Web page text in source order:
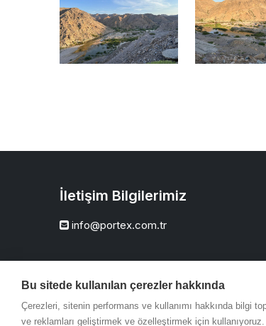
İletişim Bilgilerimiz
info@portex.com.tr
Bu sitede kullanılan çerezler hakkında
Çerezleri, sitenin performans ve kullanımı hakkında bilgi
ve reklamları geliştirmek ve özelleştirmek için kullanıyoruz.